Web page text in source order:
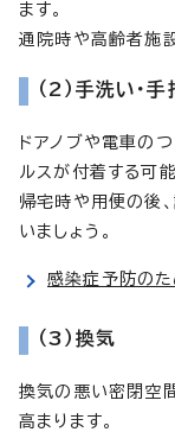
ます。
通院時や高齢者施
（2）手洗い・
ドアノブや電車の
ルスが付着する可能
帰宅時や用便の後
いましょう。
感染症予防のた
（3）換気
換気の悪い密閉空間
高まります。